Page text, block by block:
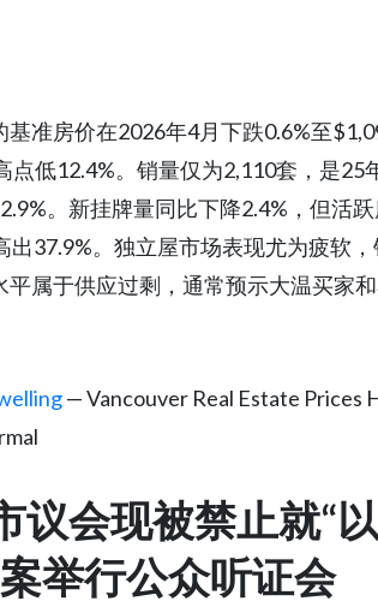
基准房价在2026年4月下跌0.6%至
点低12.4%。销量仅为2,110套，是
。新挂牌量同比下降2.4%，但活
出37.9%。独立屋市场表现尤为疲软
平属于供应过剩，通常预示大温买家
— Vancouver Real Estate
议会现被禁止就“
举行公众听证会